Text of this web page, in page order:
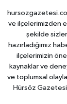
ve ilçelerimizden
şekilde
hazırladığımız
ilçelerimizin
kaynaklar ve
ve toplumsal
Hürsöz